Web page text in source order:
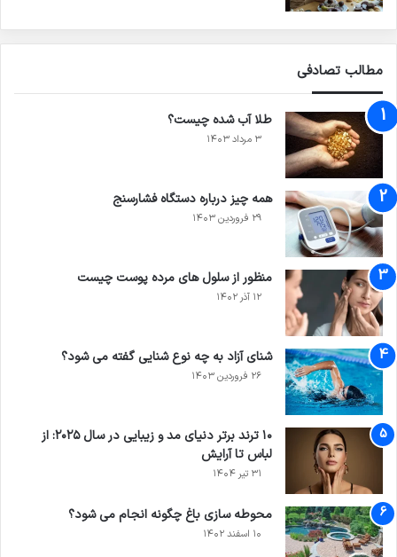
مطالب تصادفی
طلا آب شده چیست؟
۳ مرداد ۱۴۰۳
همه چیز درباره دستگاه فشارسنج
۲۹ فروردین ۱۴۰۳
منظور از سلول های مرده پوست چیست
۱۲ آذر ۱۴۰۲
شنای آزاد به چه نوع شنایی گفته می شود؟
۲۶ فروردین ۱۴۰۳
۱۰ ترند برتر دنیای مد و زیبایی در سال ۲۰۲۵: از
لباس تا آرایش
۳۱ تیر ۱۴۰۴
محوطه سازی باغ چگونه انجام می شود؟
۱۰ اسفند ۱۴۰۲